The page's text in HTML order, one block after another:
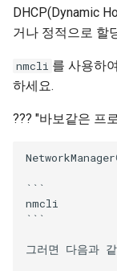
DHCP(Dynamic
거나 정적으로 할
nmcli 를 사용하
하세요.
??? "바보같은 프
```
nmcli
```
그러면 다음과